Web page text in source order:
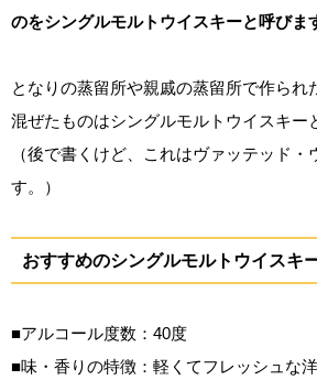
のをシングルモルトウイスキーと呼びま
となりの蒸留所や親戚の蒸留所で作られ
混ぜたものはシングルモルトウイスキー
（後で書くけど、これはヴァッテッド・
す。）
おすすめのシングルモルトウイスキ
■アルコール度数：40度
■味・香りの特徴：軽くてフレッシュな